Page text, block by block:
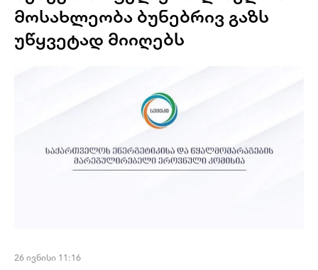
მოსახლეობა ბუნებრივ გაზს
უწყვეტად მიიღებს
26 ივნისი 11:16